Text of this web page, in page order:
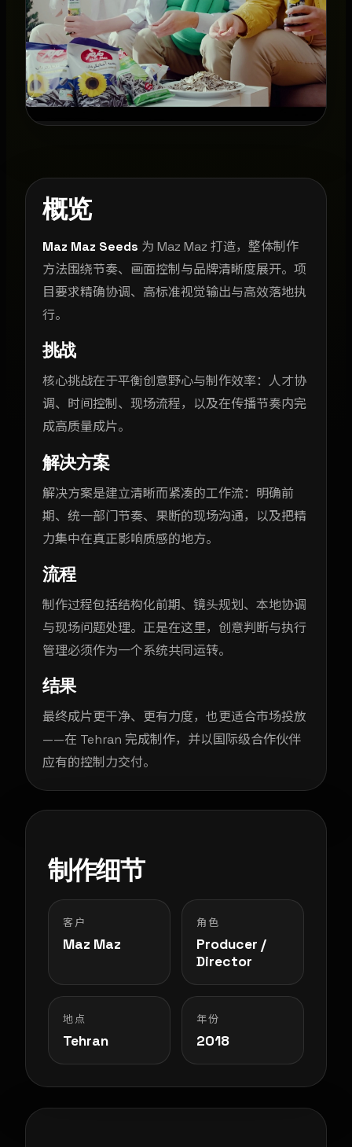
概览
Maz Maz Seeds 为 Maz Maz 打造，整体制作
方法围绕节奏、画面控制与品牌清晰度展开。项
目要求精确协调、高标准视觉输出与高效落地执
行。
挑战
核心挑战在于平衡创意野心与制作效率：人才协
调、时间控制、现场流程，以及在传播节奏内完
成高质量成片。
解决方案
解决方案是建立清晰而紧凑的工作流：明确前
期、统一部门节奏、果断的现场沟通，以及把精
力集中在真正影响质感的地方。
流程
制作过程包括结构化前期、镜头规划、本地协调
与现场问题处理。正是在这里，创意判断与执行
管理必须作为一个系统共同运转。
结果
最终成片更干净、更有力度，也更适合市场投放
——在 Tehran 完成制作，并以国际级合作伙伴
应有的控制力交付。
制作细节
客户
Maz Maz
角色
Producer /
Director
地点
Tehran
年份
2018